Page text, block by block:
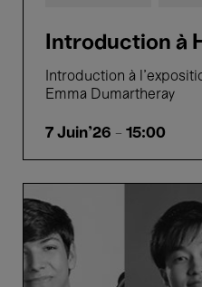
Introduction à
Introduction à
Emma Dumartheray
7 Juin'26 - 15:00
des
lauréats
-
Concours
Reine